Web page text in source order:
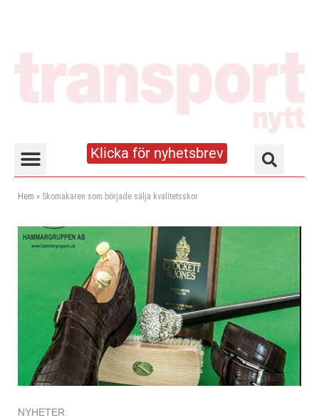
Klicka för nyhetsbrev
Hem » Skomakaren som började sälja kvalitetsskor
NYHETER